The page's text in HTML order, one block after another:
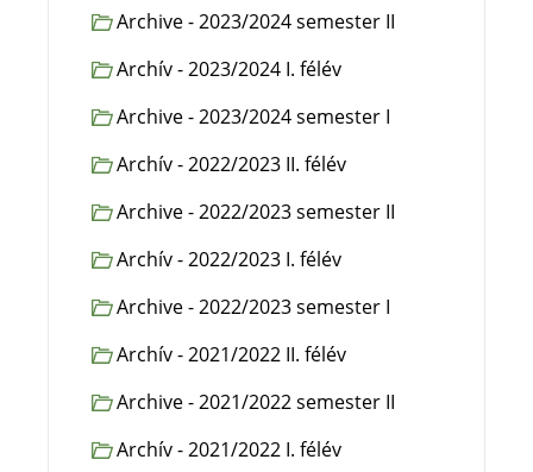
Archive - 2023/2024 semester II
Archív - 2023/2024 I. félév
Archive - 2023/2024 semester I
Archív - 2022/2023 II. félév
Archive - 2022/2023 semester II
Archív - 2022/2023 I. félév
Archive - 2022/2023 semester I
Archív - 2021/2022 II. félév
Archive - 2021/2022 semester II
Archív - 2021/2022 I. félév